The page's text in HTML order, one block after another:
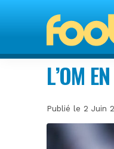
L’OM
Publié le 2 Juin